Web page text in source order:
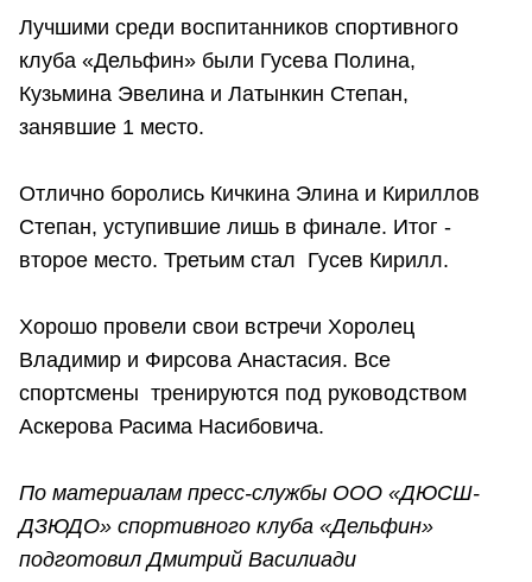
Лучшими среди воспитанников спортивного
клуба «Дельфин» были Гусева Полина,
Кузьмина Эвелина и Латынкин Степан,
занявшие 1 место.
Отлично боролись Кичкина Элина и Кириллов
Степан, уступившие лишь в финале. Итог -
второе место. Третьим стал Гусев Кирилл.
Хорошо провели свои встречи Хоролец
Владимир и Фирсова Анастасия. Все
спортсмены тренируются под руководством
Аскерова Расима Насибовича.
По материалам пресс-службы ООО «ДЮСШ-
ДЗЮДО» спортивного клуба «Дельфин»
подготовил Дмитрий Василиади